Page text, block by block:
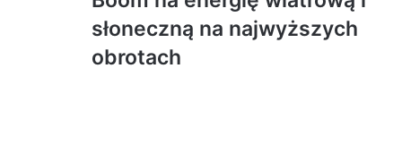
słoneczną na najwyższych
obrotach